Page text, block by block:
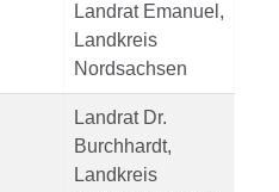
Landrat Emanuel,
Landkreis
Nordsachsen
Landrat Dr.
Burchhardt,
Landkreis